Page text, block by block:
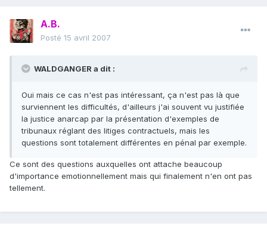
A.B.
Posté 15 avril 2007
WALDGANGER a dit :
Oui mais ce cas n'est pas intéressant, ça n'est pas là que
surviennent les difficultés, d'ailleurs j'ai souvent vu justifiée
la justice anarcap par la présentation d'exemples de
tribunaux réglant des litiges contractuels, mais les
questions sont totalement différentes en pénal par exemple.
Ce sont des questions auxquelles ont attache beaucoup
d'importance emotionnellement mais qui finalement n'en ont pas
tellement.